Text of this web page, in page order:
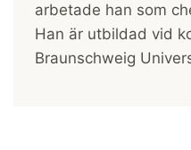
arbetade han som
Han är utbildad vid
Braunschweig